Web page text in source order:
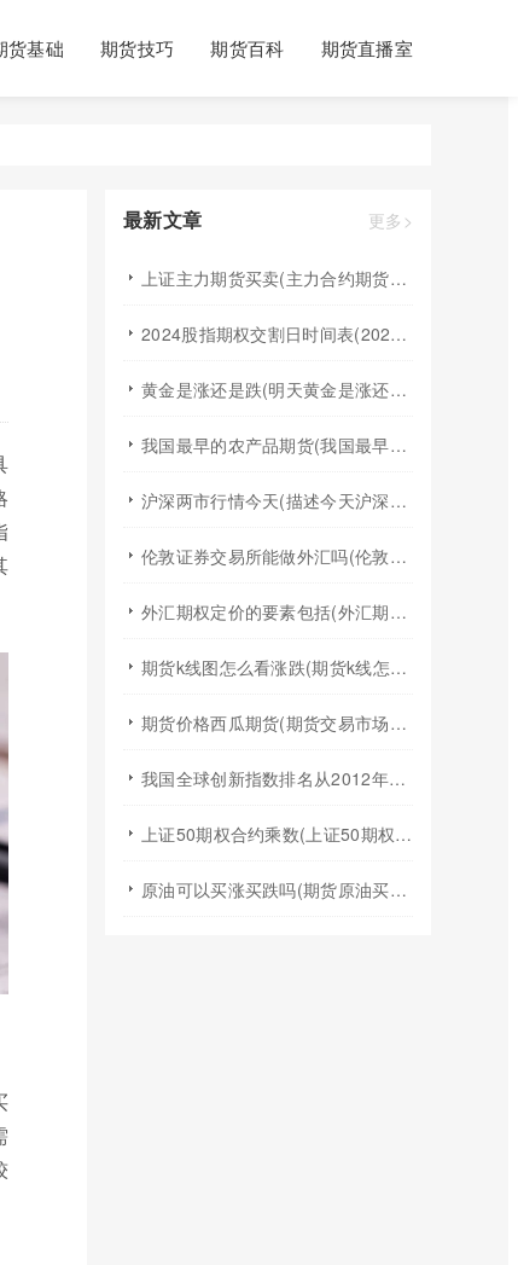
货基础 期货技巧 期货百科 期货直播室
最新文章 更多>
上证主力期货买卖(主力合约期货市场大盘)
2024股指期权交割日时间表(2024股指期货交割日)
黄金是涨还是跌(明天黄金是涨还是跌)
我国最早的农产品期货(我国最早的农产品期货交易合约的品种是)
沪深两市行情今天(描述今天沪深两市早盘交易情况)
伦敦证券交易所能做外汇吗(伦敦证券交易所交易规则)
外汇期权定价的要素包括(外汇期权定价模型)
期货k线图怎么看涨跌(期货k线怎么看均线图)
期货价格西瓜期货(期货交易市场价格)
我国全球创新指数排名从2012年的(我国全球创新指数排名不断跃升得益于什么)
上证50期权合约乘数(上证50期权t0)
原油可以买涨买跌吗(期货原油买涨买跌)